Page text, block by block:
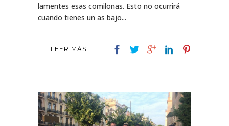
lamentes esas comilonas. Esto no ocurrirá
cuando tienes un as bajo...
LEER MÁS